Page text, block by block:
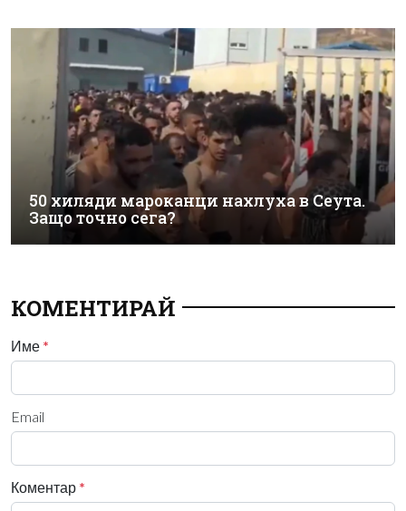
50 хиляди мароканци нахлуха в Сеута.
Защо точно сега?
КОМЕНТИРАЙ
Име *
Email
Коментар *